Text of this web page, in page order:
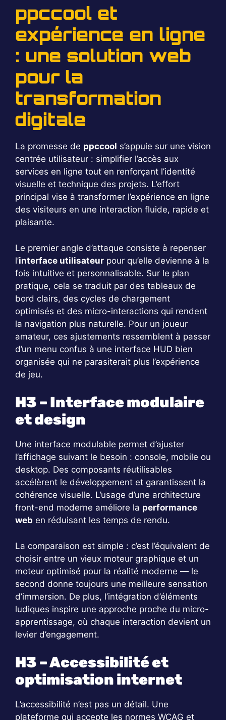
ppccool et
expérience en ligne
: une solution web
pour la
transformation
digitale
La promesse de ppccool s’appuie sur une vision
centrée utilisateur : simplifier l’accès aux
services en ligne tout en renforçant l’identité
visuelle et technique des projets. L’effort
principal vise à transformer l’expérience en ligne
des visiteurs en une interaction fluide, rapide et
plaisante.
Le premier angle d’attaque consiste à repenser
l’interface utilisateur pour qu’elle devienne à la
fois intuitive et personnalisable. Sur le plan
pratique, cela se traduit par des tableaux de
bord clairs, des cycles de chargement
optimisés et des micro-interactions qui rendent
la navigation plus naturelle. Pour un joueur
amateur, ces ajustements ressemblent à passer
d’un menu confus à une interface HUD bien
organisée qui ne parasiterait plus l’expérience
de jeu.
H3 – Interface modulaire
et design
Une interface modulable permet d’ajuster
l’affichage suivant le besoin : console, mobile ou
desktop. Des composants réutilisables
accélèrent le développement et garantissent la
cohérence visuelle. L’usage d’une architecture
front-end moderne améliore la performance
web en réduisant les temps de rendu.
La comparaison est simple : c’est l’équivalent de
choisir entre un vieux moteur graphique et un
moteur optimisé pour la réalité moderne — le
second donne toujours une meilleure sensation
d’immersion. De plus, l’intégration d’éléments
ludiques inspire une approche proche du micro-
apprentissage, où chaque interaction devient un
levier d’engagement.
H3 – Accessibilité et
optimisation internet
L’accessibilité n’est pas un détail. Une
plateforme qui accepte les normes WCAG et